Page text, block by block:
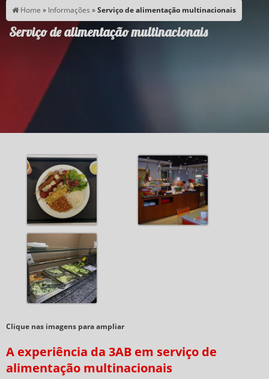
Home » Informações »Serviço de alimentação multinacionais
Serviço de alimentação multinacionais
Clique nas imagens para ampliar
A experiência da 3AB em serviço de
alimentação multinacionais